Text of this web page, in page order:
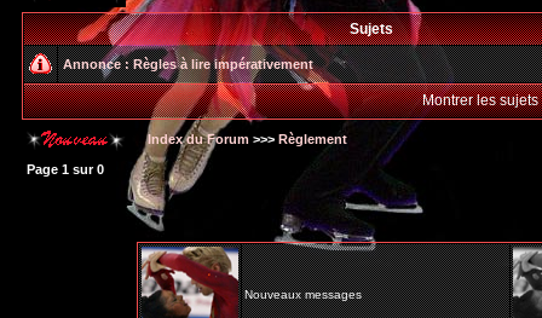
Sujets
Annonce : Règles à lire impérativement
Montrer les
Index du Forum >>> Règlement
Page 1 sur0
Nouveaux messages